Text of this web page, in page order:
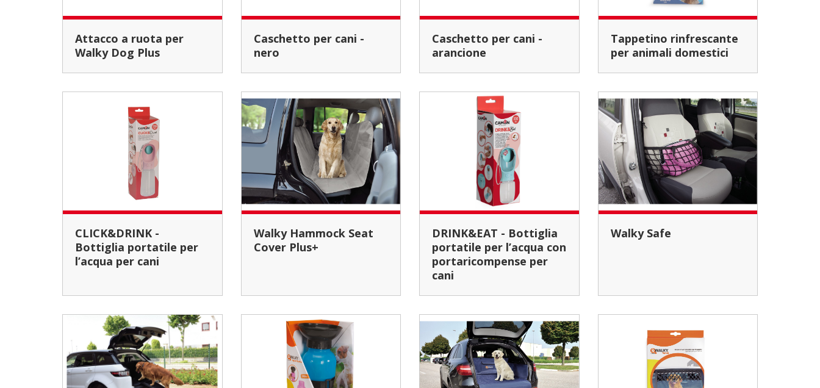
Attacco a ruota per
Walky Dog Plus
Caschetto per cani -
nero
Caschetto per cani -
arancione
Tappetino rinfrescante
per animali domestici
CLICK&DRINK -
Bottiglia portatile per
l’acqua per cani
Walky Hammock Seat
Cover Plus+
DRINK&EAT - Bottiglia
portatile per l’acqua con
portaricompense per
cani
Walky Safe